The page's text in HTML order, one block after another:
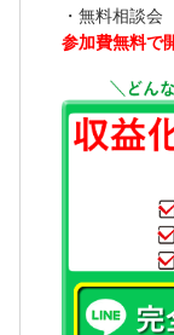
・無料相談会
参加費無料で